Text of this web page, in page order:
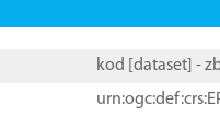
kod [ dataset ] -